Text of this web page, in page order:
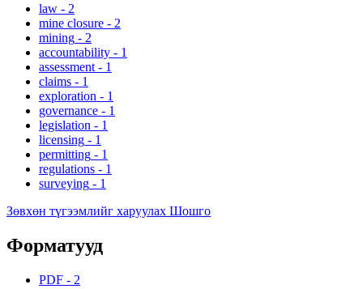
law - 2
mine closure - 2
mining - 2
accountability - 1
assessment - 1
claims - 1
exploration - 1
governance - 1
legislation - 1
licensing - 1
permitting - 1
regulations - 1
surveying - 1
Зөвхөн түгээмлийг харуулах Шошго
Форматууд
PDF - 2